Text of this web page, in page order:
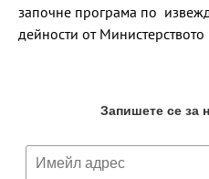
започне програма по
дейности от Министерството